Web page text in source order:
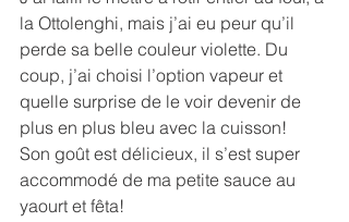
la Ottolenghi, mais j’ai eu peur qu’il
perde sa belle couleur violette. Du
coup, j’ai choisi l’option vapeur et
quelle surprise de le voir devenir de
plus en plus bleu avec la cuisson!
Son goût est délicieux, il s’est super
accommodé de ma petite sauce au
yaourt et fêta!